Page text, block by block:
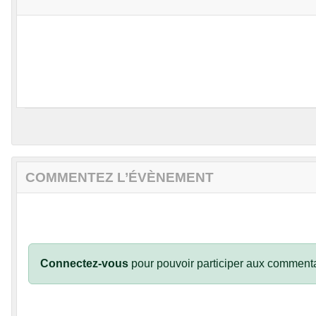
COMMENTEZ L’ÉVÈNEMENT
Connectez-vous pour pouvoir participer aux